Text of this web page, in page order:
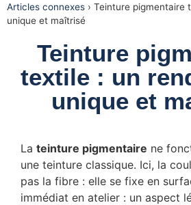
Articles connexes › Teinture pigmentaire
unique et maîtrisé
Teinture
textile : un
unique et
La teinture pigmentaire ne
une teinture classique. Ici, la
pas la fibre : elle se fixe en
immédiat en atelier : un aspect